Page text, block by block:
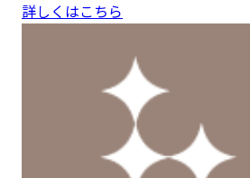
詳しくはこちら